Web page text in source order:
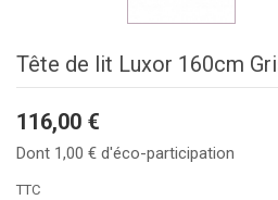
Tête de lit Luxor 160cm
116,00 €
Dont 1,00 € d'éco-participation
TTC